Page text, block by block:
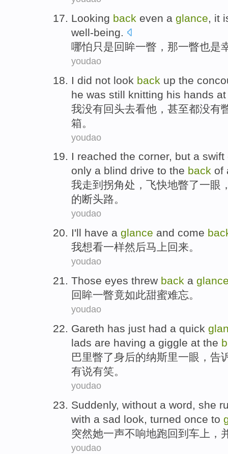
Looking back even a glance, it
well-being.
哪怕只是回眸一瞥， 那一瞥也是
youdao
I did not look back up the
he was still knitting his hands at
我没有回头去看他 ， 甚至都没有
箱。
youdao
I reached the corner, but a swift
only a blind drive to the back of
我走到 拐角处 ，飞快地瞥了一眼
的断头路。
youdao
I'll have a glance and come
我想看一样然后马上 回来。
youdao
Those eyes threw back a
回眸一瞥竟如此甜蜜难忘。
youdao
Gareth has just had a quick
lads are having a giggle at the
巴里瞥了身后的纳斯里一眼， 告
有说有笑。
youdao
Suddenly, without a word, she
with a sad look, turned once to
突然她一声不响地跑回到车上 ，
youdao